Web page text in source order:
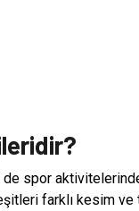
de spor
farklı kesim ve